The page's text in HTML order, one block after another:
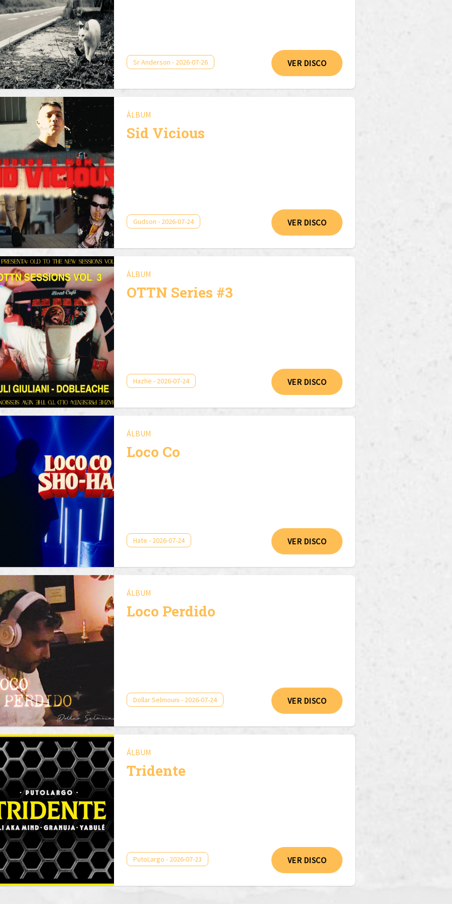
Sr Anderson - 2026-07-26 VER DISCO
ÁLBUM
Sid Vicious
Gudson - 2026-07-24 VER DISCO
ÁLBUM
OTTN Series #3
Hazhe - 2026-07-24 VER DISCO
ÁLBUM
Loco Co
Hate - 2026-07-24 VER DISCO
ÁLBUM
Loco Perdido
Dollar Selmouni - 2026-07-24 VER DISCO
ÁLBUM
Tridente
PutoLargo - 2026-07-23 VER DISCO